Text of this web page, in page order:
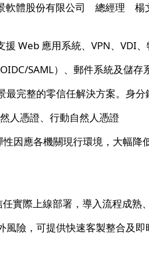
軟體股份有限公司 總經理 楊
Web 應用系統、VPN、VDI
SAML）、郵件系統及儲存
最完整的零信任解決方案。身分
人憑證、行動自然人憑證
性因應各機關現行環境，大幅降
實際上線部署，導入流程成熟
風險，可提供快速客製整合及即